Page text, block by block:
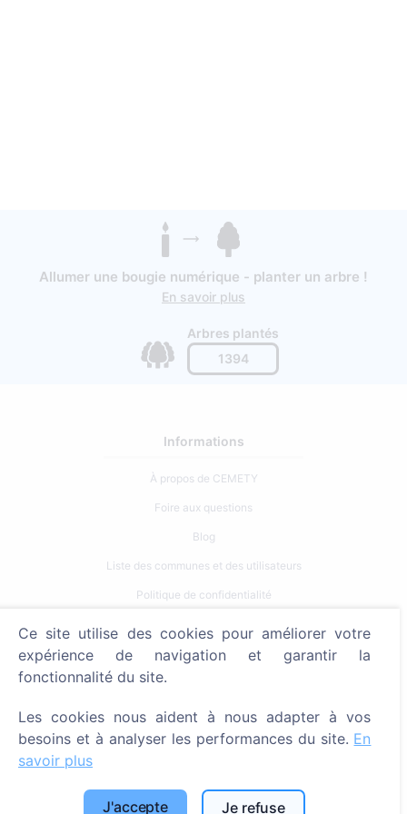
Allumer une bougie numérique - planter un arbre !
En savoir plus
Arbres plantés
1394
Informations
À propos de CEMETY
Foire aux questions
Blog
Liste des communes et des utilisateurs
Politique de confidentialité
Paramètres des cookies
Services
Ce site utilise des cookies pour améliorer votre
expérience de navigation et garantir la
fonctionnalité du site.
Les cookies nous aident à nous adapter à vos
besoins et à analyser les performances du site. En
savoir plus
J'accepte Je refuse